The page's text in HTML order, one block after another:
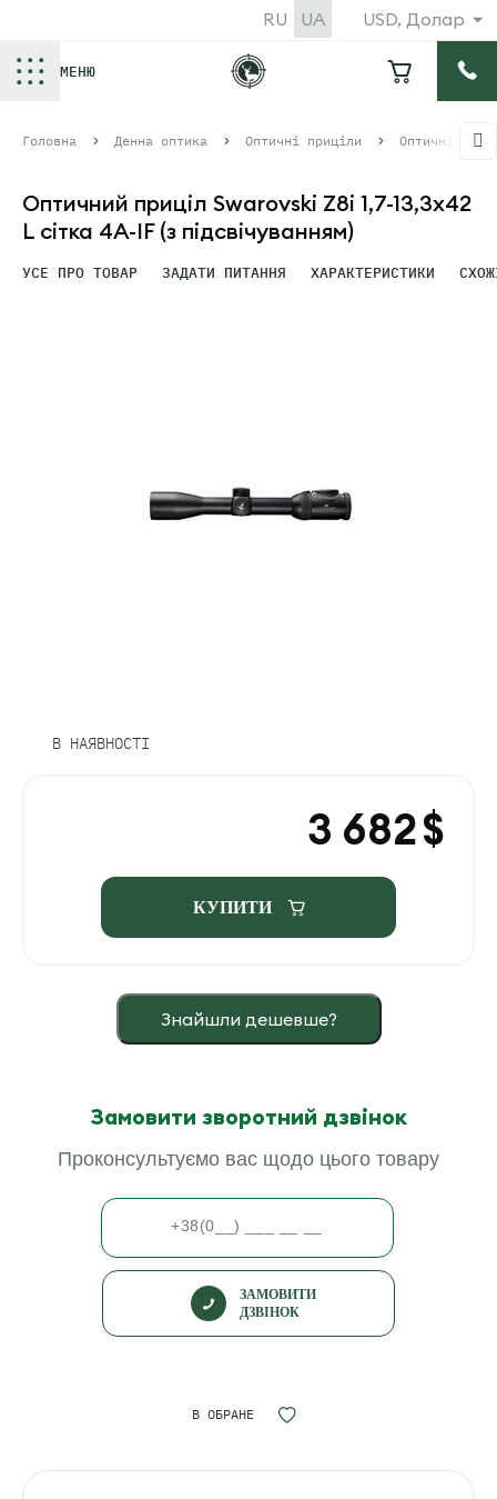
USD, Долар
RU UA
МЕНЮ
Головна Денна оптика Оптичні приціли Оптичні
Оптичний приціл Swarovski Z8i 1,7-13,3x42
L сітка 4A-IF (з підсвічуванням)
УСЕ ПРО ТОВАР ЗАДАТИ ПИТАННЯ ХАРАКТЕРИСТИКИ
В НАЯВНОСТІ
3 682$
КУПИТИ
Знайшли дешевше?
Замовити зворотний дзвінок
Проконсультуємо вас щодо цього товару
ЗАМОВИТИ
ДЗВІНОК
В ОБРАНЕ